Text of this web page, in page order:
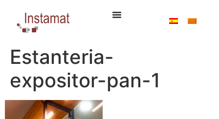
Estanteria-
expositor-pan-1